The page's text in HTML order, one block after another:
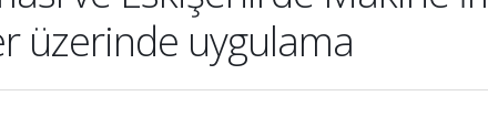
üzerinde uygulama